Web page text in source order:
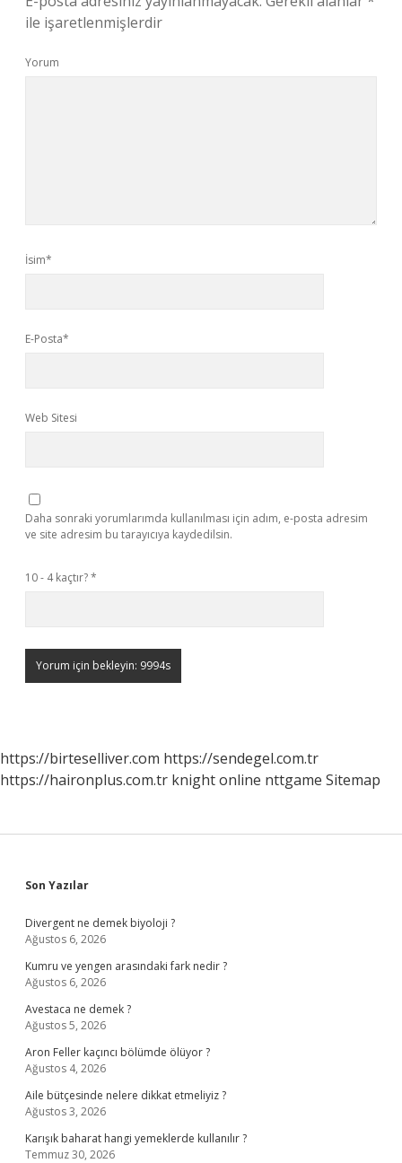
ile işaretlenmişlerdir
Yorum
İsim*
E-Posta*
Web Sitesi
Daha sonraki yorumlarımda kullanılması için adım, e-posta adresim
ve site adresim bu tarayıcıya kaydedilsin.
10 - 4 kaçtır?*
https://birteselliver.com https://sendegel.com.tr
https://haironplus.com.tr knight online nttgame Sitemap
Sidebar
Son Yazılar
Divergent ne demek biyoloji ?
Ağustos 6, 2026
Kumru ve yengen arasındaki fark nedir ?
Ağustos 6, 2026
Avestaca ne demek ?
Ağustos 5, 2026
Aron Feller kaçıncı bölümde ölüyor ?
Ağustos 4, 2026
Aile bütçesinde nelere dikkat etmeliyiz ?
Ağustos 3, 2026
Karışık baharat hangi yemeklerde kullanılır ?
Temmuz 30, 2026